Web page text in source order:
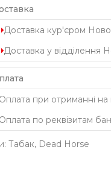
Доставка кур'єром
Доставка у відділення
Оплата при отриманні на
Оплата по реквізитам
Табак, Dead Horse